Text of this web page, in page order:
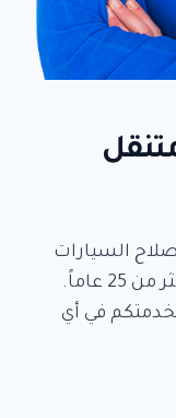
السيارات
المتنقلة بأعلى معايير الجودة منذ أكثر من 25 عاماً.
في أي